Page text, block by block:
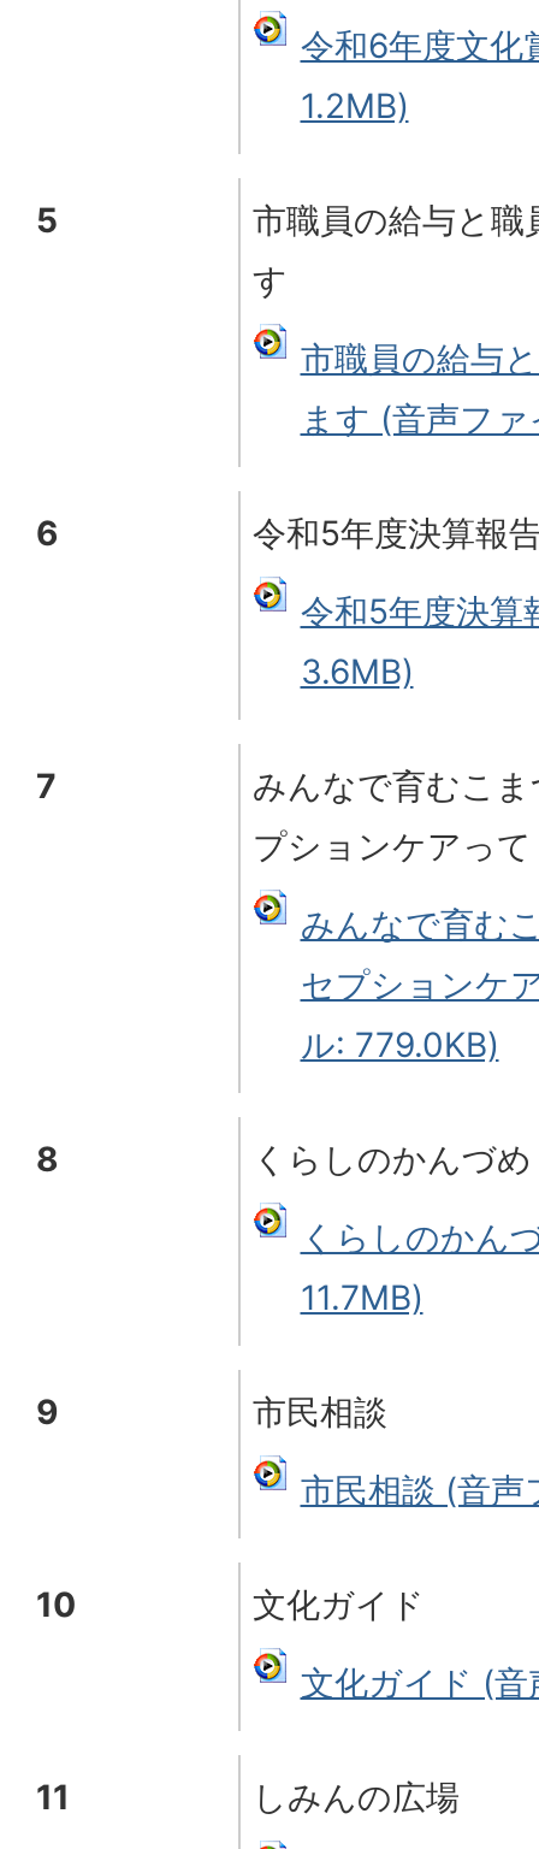
令和6年度文化
1.2MB)
5
市職員の給与と
す
市職員の給与
ます (音声フ
6
令和5年度決算報
令和5年度決算
3.6MB)
7
みんなで育むこ
プションケアって
みんなで育む
セプションケ
ル: 779.0KB)
8
くらしのかんづめ
くらしのかん
11.7MB)
9
市民相談
市民相談 (音
10
文化ガイド
文化ガイド (
11 しみんの広場